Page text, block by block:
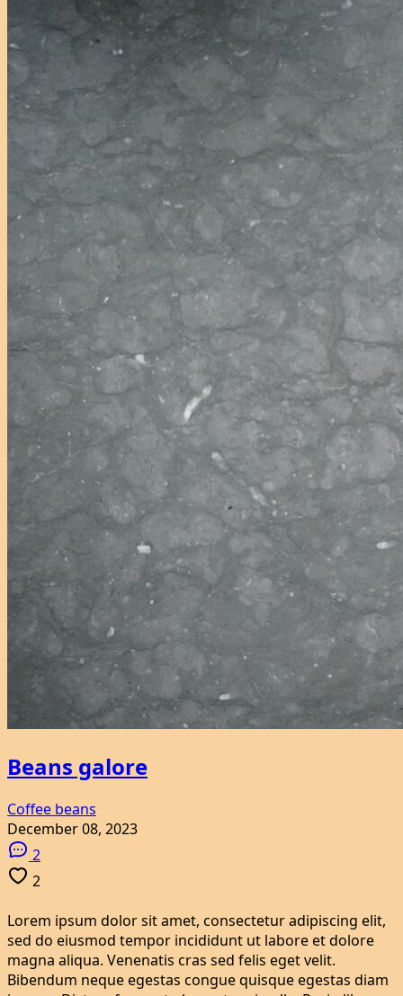
Beans galore
Coffee beans
December 08, 2023
2
2
Lorem ipsum dolor sit amet, consectetur adipiscing elit,
sed do eiusmod tempor incididunt ut labore et dolore
magna aliqua. Venenatis cras sed felis eget velit.
Bibendum neque egestas congue quisque egestas diam